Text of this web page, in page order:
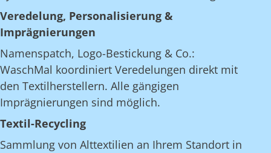
Veredelung, Personalisierung &
Imprägnierungen
Namenspatch, Logo-Bestickung & Co.:
WaschMal koordiniert Veredelungen direkt mit
den Textilherstellern. Alle gängigen
Imprägnierungen sind möglich.
Textil-Recycling
Sammlung von Alttextilien an Ihrem Standort in